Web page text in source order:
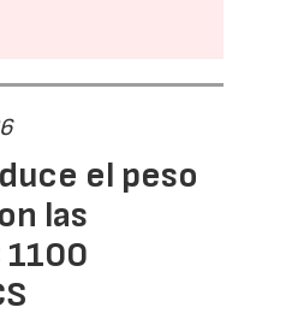
el peso
las
1100